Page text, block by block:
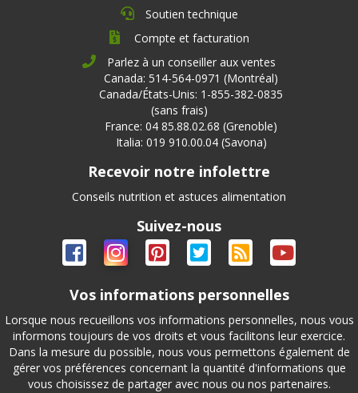
Soutien technique
Compte et facturation
Parlez à un conseiller aux ventes
Canada: 514-564-0971 (Montréal)
Canada/États-Unis: 1-855-382-0835
(sans frais)
France: 04 85.88.02.68 (Grenoble)
Italia: 019 910.00.04 (Savona)
Recevoir notre infolettre
Conseils nutrition et astuces alimentation
Suivez-nous
Vos informations personnelles
Lorsque nous recueillons vos informations personnelles, nous vous
informons toujours de vos droits et vous facilitons leur exercice.
Dans la mesure du possible, nous vous permettons également de
gérer vos préférences concernant la quantité d'informations que
vous choisissez de partager avec nous ou nos partenaires.